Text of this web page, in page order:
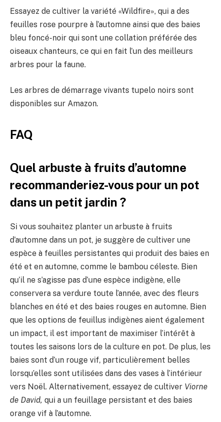
Essayez de cultiver la variété «Wildfire», qui a des
feuilles rose pourpre à l’automne ainsi que des baies
bleu foncé-noir qui sont une collation préférée des
oiseaux chanteurs, ce qui en fait l’un des meilleurs
arbres pour la faune.
Les arbres de démarrage vivants tupelo noirs sont
disponibles sur Amazon.
FAQ
Quel arbuste à fruits d’automne
recommanderiez-vous pour un pot
dans un petit jardin ?
Si vous souhaitez planter un arbuste à fruits
d’automne dans un pot, je suggère de cultiver une
espèce à feuilles persistantes qui produit des baies en
été et en automne, comme le bambou céleste. Bien
qu’il ne s’agisse pas d’une espèce indigène, elle
conservera sa verdure toute l’année, avec des fleurs
blanches en été et des baies rouges en automne. Bien
que les options de feuillus indigènes aient également
un impact, il est important de maximiser l’intérêt à
toutes les saisons lors de la culture en pot. De plus, les
baies sont d’un rouge vif, particulièrement belles
lorsqu’elles sont utilisées dans des vases à l’intérieur
vers Noël. Alternativement, essayez de cultiver Viorne
de David, qui a un feuillage persistant et des baies
orange vif à l’automne.